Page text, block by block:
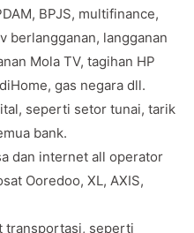
BPJS, multifinance,
berlangganan, langganan
Mola TV, tagihan HP
gas negara dll.
seperti setor tunai, tarik
bank.
dan internet all operator
Ooredoo, XL, AXIS,
transportasi, seperti